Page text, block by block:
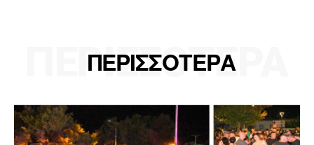
ΠΕΡΙΣΣΟΤΕΡΑ
ΠΕΡΙΣΣΟΤΕΡΑ